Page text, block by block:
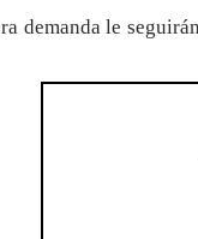
demanda le